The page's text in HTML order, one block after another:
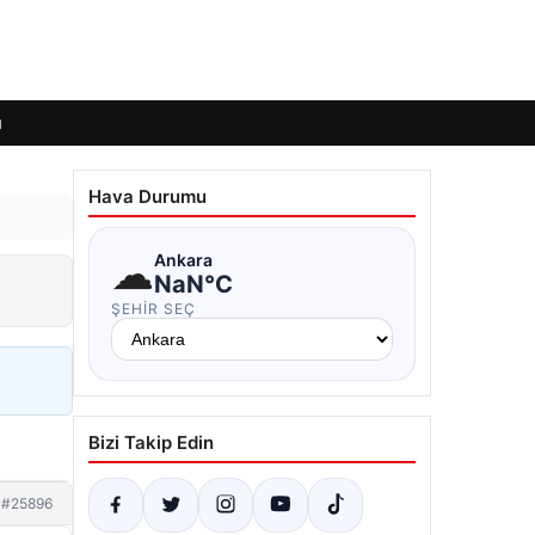
#25896
Hava Durumu
☁Ankara
NaN°C
ŞEHIR SEÇ
Bizi Takip Edin